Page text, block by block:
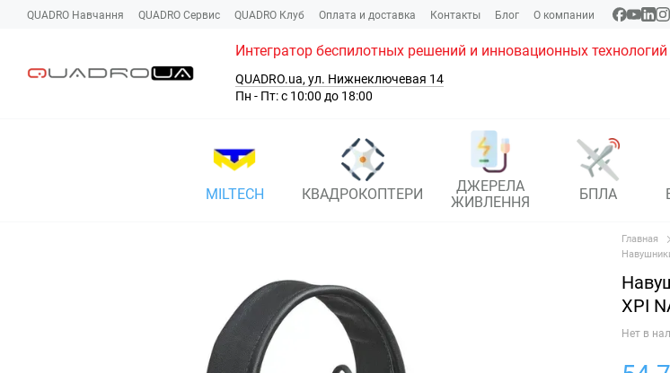
Перейти к основному контенту
QUADRO Навчання QUADRO Сервис QUADRO Клуб Оплата и доставка Контакты Блог О компании
Интегратор беспилотных решений и инновационных технологий
QUADRO.ua, ул. Нижнеключевая 14
Пн - Пт: с 10:00 до 18:00
MILTECH КВАДРОКОПТЕРИ
ДЖЕРЕЛА
ЖИВЛЕННЯ
БПЛА
Главная
XPI
Нет в